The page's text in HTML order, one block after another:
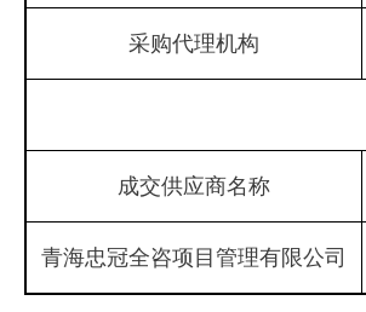
采购代理机构
成交供应商名称
青海忠冠全咨项目管理有限公司